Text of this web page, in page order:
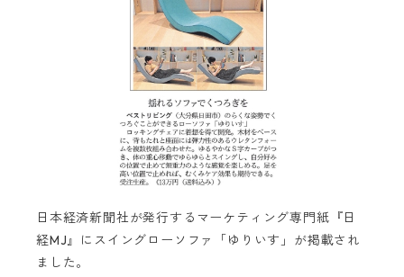
日本経済新聞社が発行するマーケティング専門紙『日
経MJ』にスイングローソファ「ゆりいす」が掲載され
ました。